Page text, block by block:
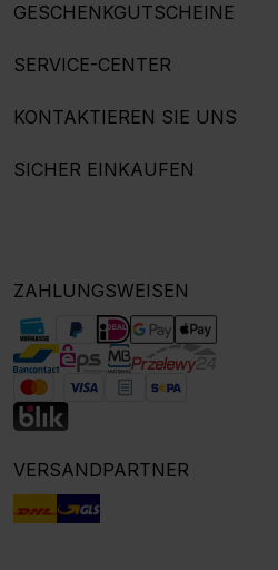
GESCHENKGUTSCHEINE
SERVICE-CENTER
KONTAKTIEREN SIE UNS
SICHER EINKAUFEN
ZAHLUNGSWEISEN
VERSANDPARTNER